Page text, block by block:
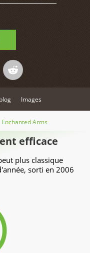
Images
Enchanted Arms
efficace
plus classique
sorti en 2006